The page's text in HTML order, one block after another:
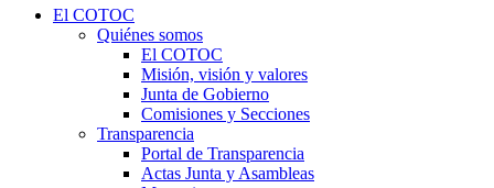
El COTOC
Quiénes somos
El COTOC
Misión, visión y valores
Junta de Gobierno
Comisiones y Secciones
Transparencia
Portal de Transparencia
Actas Junta y Asambleas